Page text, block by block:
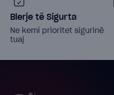
Blerje të Sigurta
Ne kemi prioritet sigurinë
tuaj